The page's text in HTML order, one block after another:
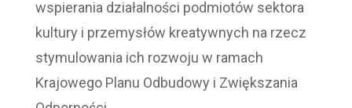
wspierania działalności podmiotów sektora
kultury i przemysłów kreatywnych na rzecz
stymulowania ich rozwoju w ramach
Krajowego Planu Odbudowy i Zwiększania